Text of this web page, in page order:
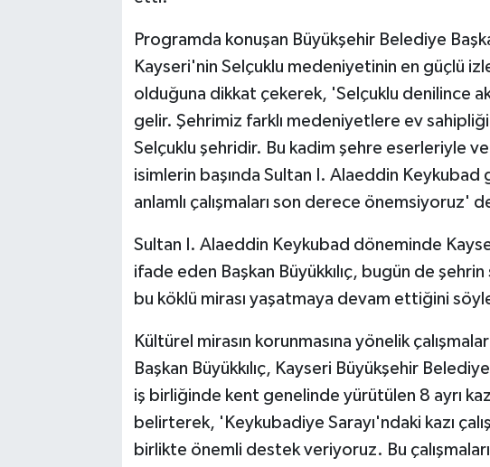
Programda konuşan Büyükşehir Belediye
Kayseri'nin Selçuklu medeniyetinin en güçlü
olduğuna dikkat çekerek, 'Selçuklu denilince
gelir. Şehrimiz farklı medeniyetlere ev
Selçuklu şehridir. Bu kadim şehre eserleriyle ve
isimlerin başında Sultan I. Alaeddin
anlamlı çalışmaları son derece önemsiyoruz'
Sultan I. Alaeddin Keykubad döneminde
ifade eden Başkan Büyükkılıç, bugün de
bu köklü mirası yaşatmaya devam ettiğini
Kültürel mirasın korunmasına yönelik
Başkan Büyükkılıç, Kayseri Büyükşehir
iş birliğinde kent genelinde yürütülen 8 ayrı kazı
belirterek, 'Keykubadiye Sarayı'ndaki kazı
birlikte önemli destek veriyoruz. Bu